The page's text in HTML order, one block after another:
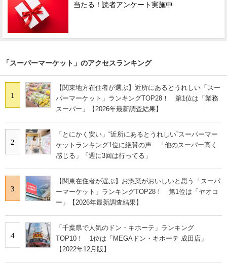
当たる！読者アンケート実施中
「スーパーマーケット」のアクセスランキング
1
【関東地方在住者が選ぶ】近所にあるとうれしい「スー
パーマーケット」ランキングTOP28！ 第1位は「業務
スーパー」【2026年最新調査結果】
2
「とにかく安い」“近所にあるとうれしい”スーパーマー
ケットランキング1位に絶賛の声 「他のスーパー高く
感じる」「週に3回は行ってる」
3
【関東在住者が選ぶ】お惣菜がおいしいと思う「スーパ
ーマーケット」ランキングTOP28！ 第1位は「ヤオコ
ー」【2026年最新調査結果】
4
「千葉県で人気のドン・キホーテ」ランキング
TOP10！ 1位は「MEGAドン・キホーテ 成田店」
【2022年12月版】